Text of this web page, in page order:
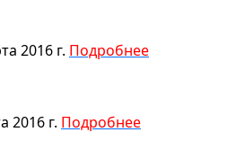
2016 г. Подробнее
2016 г. Подробнее